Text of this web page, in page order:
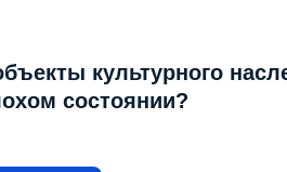
культурного
состоянии?